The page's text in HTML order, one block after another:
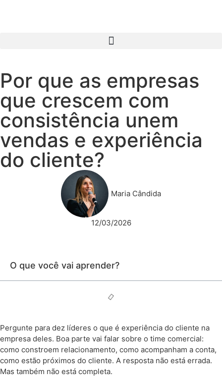
Por que as empresas
que crescem com
consistência unem
vendas e experiência
do cliente?
Maria Cândida
12/03/2026
O que você vai aprender?
Pergunte para dez líderes o que é experiência do cliente na
empresa deles. Boa parte vai falar sobre o time comercial:
como constroem relacionamento, como acompanham a conta,
como estão próximos do cliente. A resposta não está errada.
Mas também não está completa.